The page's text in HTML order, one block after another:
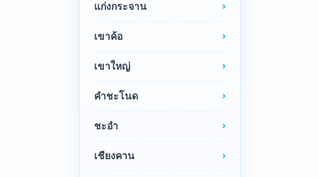
แก่งกระจาน
เขาค้อ
เขาใหญ่
คำชะโนด
ชะอำ
เชียงคาน